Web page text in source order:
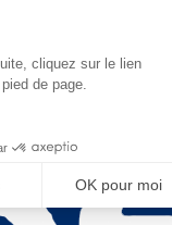
cliquez sur le lien
de page.
OK pour moi